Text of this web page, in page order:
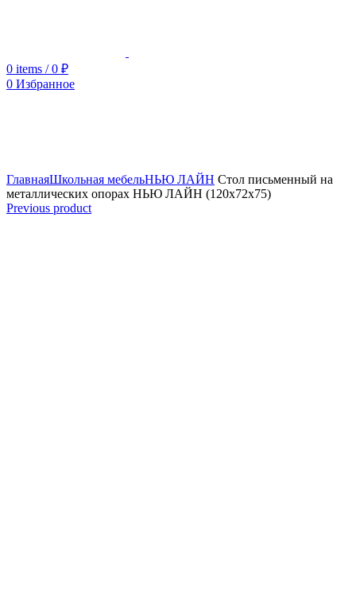
0 items / 0 ₽
0 Избранное
ГлавнаяШкольная мебельНЬЮ ЛАЙН Стол письменный на
металлических опорах НЬЮ ЛАЙН (120x72x75)
Previous product